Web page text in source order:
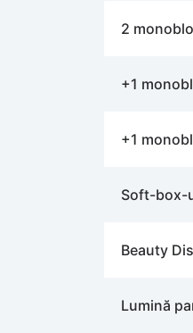
2
+1
+1
Soft-box-
Beauty
Lumină